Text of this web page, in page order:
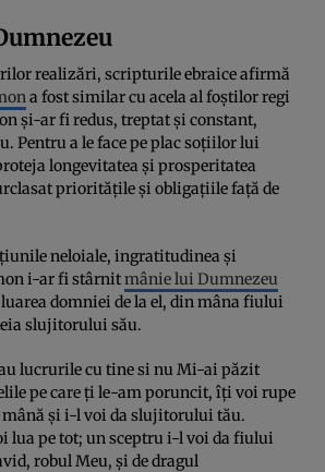
realizări, scripturile ebraice afirmă
a fost similar cu acela al foștilor regi
și-ar fi redus, treptat și constant,
Pentru a le face pe plac soțiilor lui
longevitatea și prosperitatea
prioritățile și obligațiile față de
neloiale, ingratitudinea și
i-ar fi stârnitmânie lui Dumnezeu
domniei de la el, din mâna fiului
slujitorului său.
lucrurile cu tine si nu Mi-ai păzit
pe care ți le-am poruncit, îți voi rupe
și i-l voi da slujitorului tău.
lua pe tot; un sceptru i-l voi da fiului
robul Meu, și de dragul